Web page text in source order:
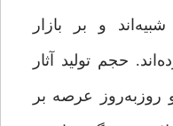
و بر بازار
حجم تولید آثار
روزبه‌روز عرصه بر